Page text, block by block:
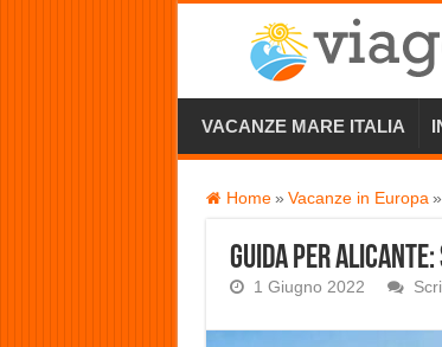
VACANZE MARE ITALIA
Home » Vacanze in Europa »
Guida per Alicante:
1 Giugno 2022